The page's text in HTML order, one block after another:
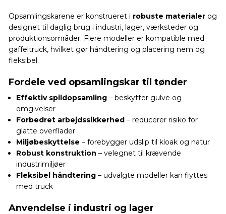
Opsamlingskarene er konstrueret i robuste materialerog
designet til daglig brug i industri, lager, værksteder og
produktionsområder. Flere modeller er kompatible med
gaffeltruck, hvilket gør håndtering og placering nem og
fleksibel.
Fordele ved opsamlingskar til tønder
Effektiv spildopsamling – beskytter gulve og
omgivelser
Forbedret arbejdssikkerhed – reducerer risiko for
glatte overflader
Miljøbeskyttelse – forebygger udslip til kloak og natur
Robust konstruktion – velegnet til krævende
industrimiljøer
Fleksibel håndtering – udvalgte modeller kan flyttes
med truck
Anvendelse i industri og lager